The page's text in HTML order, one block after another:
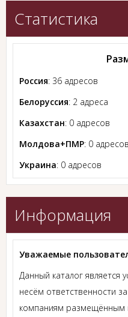
Статистика
Россия: 36 адресов
Белоруссия: 2 адреса
Казахстан: 0 адресов
Молдова+ПМР: 0 адресов
Украина: 0 адресов
Информация
Уважаемые
Данный каталог
несём ответственности
компаниям размещённым